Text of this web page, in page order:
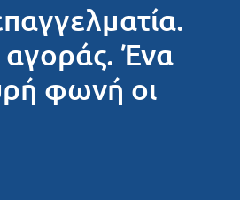
αγοράς. Ένα
φωνή οι